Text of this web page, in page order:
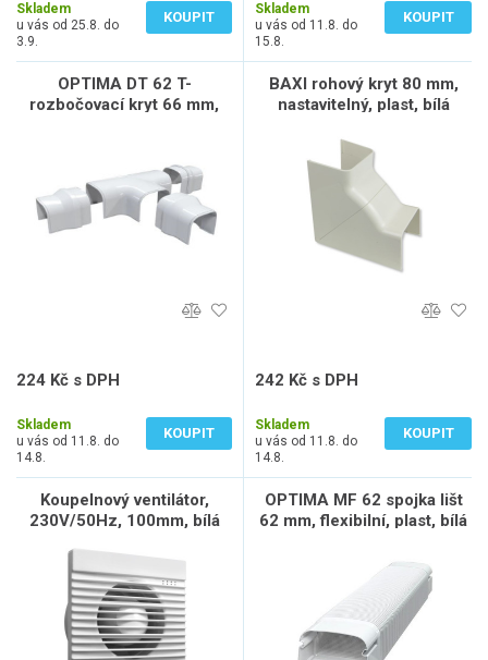
Skladem
u vás od 25.8. do
3.9.
KOUPIT
Skladem
u vás od 11.8. do
15.8.
KOUPIT
OPTIMA DT 62 T-
rozbočovací kryt 66 mm,
224 Kč s DPH
Skladem
u vás od 11.8. do
14.8.
KOUPIT
BAXI rohový kryt 80 mm,
nastavitelný, plast, bílá
242 Kč s DPH
Skladem
u vás od 11.8. do
14.8.
KOUPIT
Koupelnový ventilátor,
230V/50Hz, 100mm, bílá
OPTIMA MF 62 spojka lišt
62 mm, flexibilní, plast, bílá